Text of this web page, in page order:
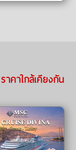
คาใกล้เคียงกัน